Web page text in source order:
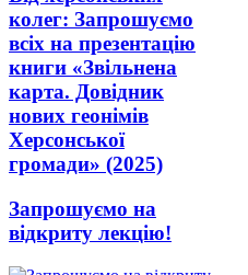
колег: Запрошуємо
всіх на презентацію
книги «Звільнена
карта. Довідник
нових геонімів
Херсонської
громади» (2025)
Запрошуємо на
відкриту лекцію!